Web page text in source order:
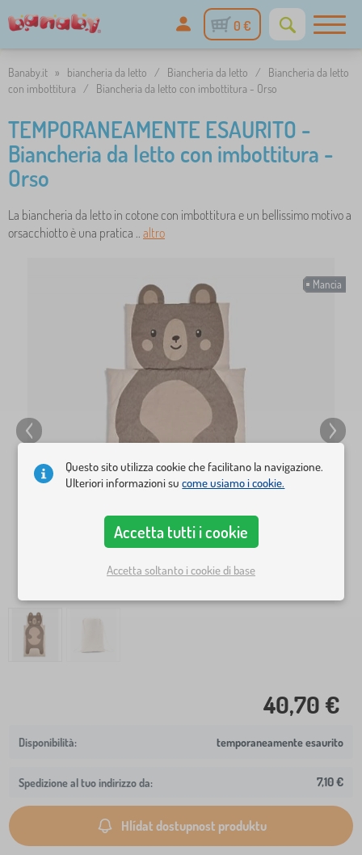
0 €
Banaby.it » biancheria da letto / Biancheria da letto /
Biancheria da letto
con imbottitura
/ Biancheria da letto con imbottitura - Orso
TEMPORANEAMENTE ESAURITO -
Biancheria da letto con imbottitura -
Orso
La biancheria da letto in cotone con imbottitura e un bellissimo motivo a
orsacchiotto è una pratica .. altro
Mancia
40,70 €
temporaneamente esaurito
Spedizione al tuo indirizzo da: 7,10 €
Hlídat dostupnost produktu
Questo sito utilizza cookie che facilitano la navigazione.
Ulteriori informazioni sucome usiamo i cookie.
Accetta tutti i cookie
Accetta soltanto i cookie di base